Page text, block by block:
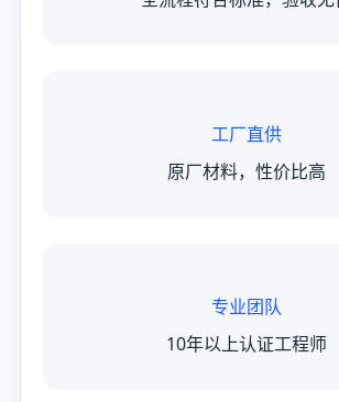
工厂直供
原厂材料，性价比高
专业团队
10年以上认证工程师